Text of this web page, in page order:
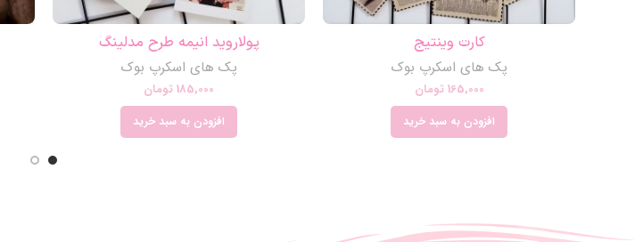
کارت وینتیج
پک های اسکرپ بوک
165,000 تومان
افزودن به سبد خرید
پولاروید انیمه طرح مدلینگ
پک های اسکرپ بوک
185,000تومان
افزودن به سبد خرید